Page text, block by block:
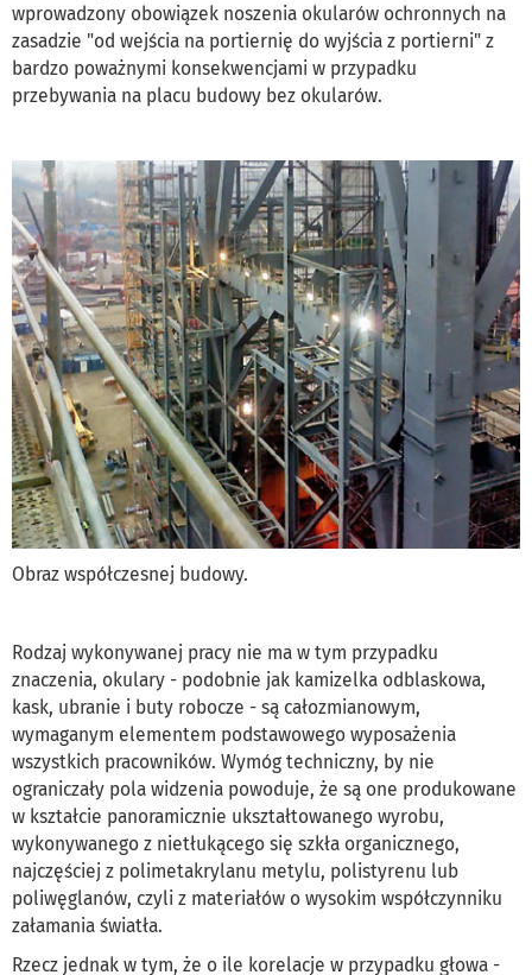
wprowadzony obowiązek noszenia okularów ochronnych na
zasadzie "od wejścia na portiernię do wyjścia z portierni" z
bardzo poważnymi konsekwencjami w przypadku
przebywania na placu budowy bez okularów.
Obraz współczesnej budowy.
Rodzaj wykonywanej pracy nie ma w tym przypadku
znaczenia, okulary - podobnie jak kamizelka odblaskowa,
kask, ubranie i buty robocze - są całozmianowym,
wymaganym elementem podstawowego wyposażenia
wszystkich pracowników. Wymóg techniczny, by nie
ograniczały pola widzenia powoduje, że są one produkowane
w kształcie panoramicznie ukształtowanego wyrobu,
wykonywanego z nietłukącego się szkła organicznego,
najczęściej z polimetakrylanu metylu, polistyrenu lub
poliwęglanów, czyli z materiałów o wysokim współczynniku
załamania światła.
Rzecz jednak w tym, że o ile korelacje w przypadku głowa -